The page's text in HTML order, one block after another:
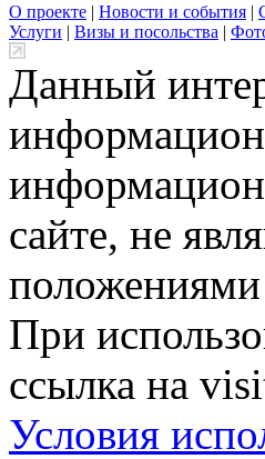
О проекте | Новости и события |
Услуги | Визы и посольства |
Данный
сайте, не
положениями
При
ссылка на
Условия